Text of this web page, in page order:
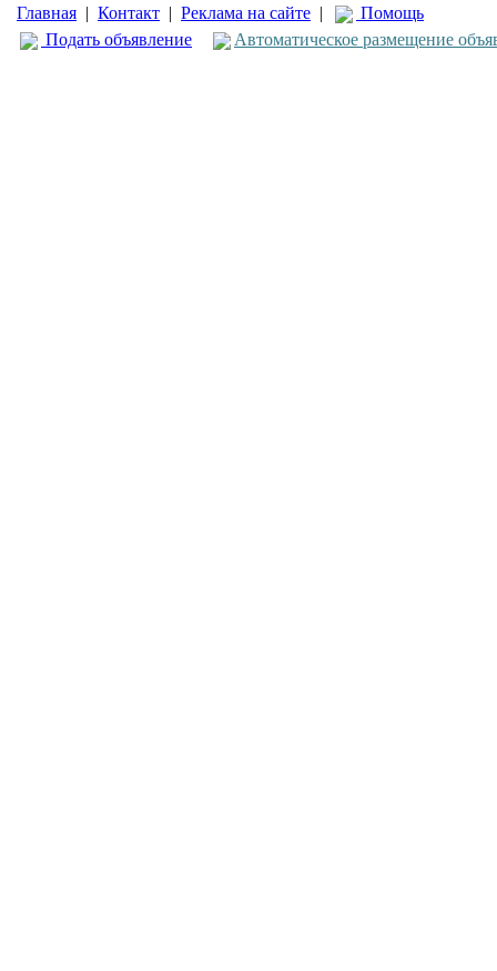
Главная | Контакт | Реклама на сайте |
Помощь
Подать объявление
Автоматическое размещение